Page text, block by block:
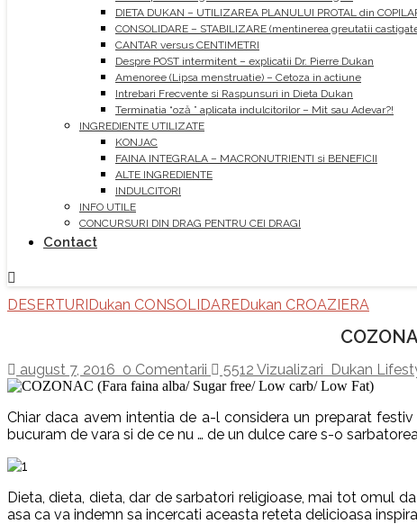
DIETA DUKAN – UTILIZAREA PLANULUI PROTAL din
CONSOLIDARE – STABILIZARE (mentinerea greutatii
CANTAR versus CENTIMETRI
Despre POST intermitent – explicatii Dr. Pierre Dukan
Amenoree (Lipsa menstruatie) – Cetoza in actiune
Intrebari Frecvente si Raspunsuri in Dieta Dukan
Terminatia “oză ” aplicata indulcitorilor – Mit sau Adevar?!
INGREDIENTE UTILIZATE
KONJAC
FAINA INTEGRALA – MACRONUTRIENTI si BENEFICII
ALTE INGREDIENTE
INDULCITORI
INFO UTILE
CONCURSURI DIN DRAG PENTRU CEI DRAGI
Contact
DESERTURIDukan CONSOLIDAREDukan CROAZIERA
august 7, 2016 0 Comentarii 5512 Vizualizari Dukan
Chiar daca avem intentia de a-l considera un preparat
bucuram de vara si de ce nu … de un dulce care s-o
Dieta, dieta, dieta, dar de sarbatori religioase, mai tot omul
asa ca va indemn sa incercati aceasta reteta delicioasa